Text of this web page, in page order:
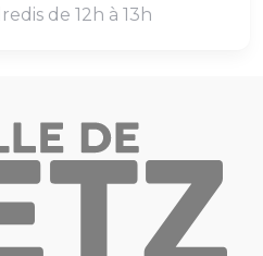
de 12h à 13h